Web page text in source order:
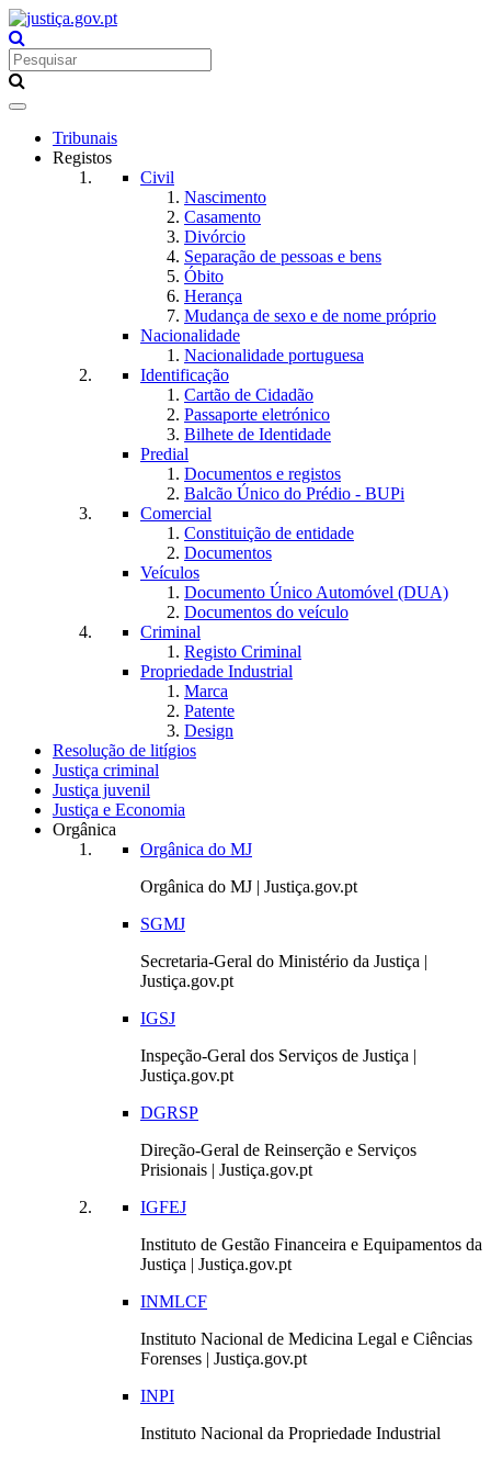
Toggle
navigationTribunais
Registos
Civil
Nascimento
Casamento
Divórcio
Separação de pessoas e bens
Óbito
Herança
Mudança de sexo e de nome próprio
Nacionalidade
Nacionalidade portuguesa
Identificação
Cartão de Cidadão
Passaporte eletrónico
Bilhete de Identidade
Predial
Documentos e registos
Balcão Único do Prédio - BUPi
Comercial
Constituição de entidade
Documentos
Veículos
Documento Único Automóvel (DUA)
Documentos do veículo
Criminal
Registo Criminal
Propriedade Industrial
Marca
Patente
Design
Resolução de litígios
Justiça criminal
Justiça juvenil
Justiça e Economia
Orgânica
Orgânica do MJ
Orgânica do MJ | Justiça.gov.pt
SGMJ
Secretaria-Geral do Ministério da Justiça |
Justiça.gov.pt
IGSJ
Inspeção-Geral dos Serviços de Justiça |
Justiça.gov.pt
DGRSP
Direção-Geral de Reinserção e Serviços
Prisionais | Justiça.gov.pt
IGFEJ
Instituto de Gestão Financeira e Equipamentos da
Justiça | Justiça.gov.pt
INMLCF
Instituto Nacional de Medicina Legal e Ciências
Forenses | Justiça.gov.pt
INPI
Instituto Nacional da Propriedade Industrial